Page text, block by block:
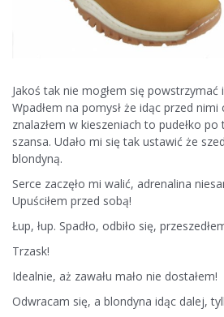
Jakoś tak nie mogłem się powstrzymać
Wpadłem na pomysł że idąc przed nimi
znalazłem w kieszeniach to pudełko
szansa. Udało mi się tak ustawić że
blondyną.
Serce zaczęło mi walić, adrenalina
Upuściłem przed sobą!
Łup, łup. Spadło, odbiło się,
Trzask!
Idealnie, aż zawału mało nie dostałem!
Odwracam się, a blondyna idąc dalej,